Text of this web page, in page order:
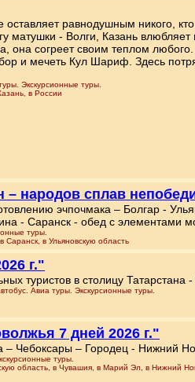
оставляет равнодушным никого,
матушки - Волги, Казань влюбляет
она согреет своим теплом
и мечеть Кул Шариф. Здесь
Экскурсионные туры.
в России
– народов сплав
эчпочмака – Болгар -
- Саранск - обед с элементами
туры.
в Ульяновскую область
г."
туристов в столицу Татарстана -
Авиа туры. Экскурсионные туры.
7 дней 2026 г."
Чебоксары – Городец - Нижний
туры.
область, в Чувашия, в Марий Эл, в Нижний